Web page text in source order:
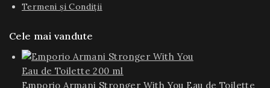
Termeni și Condiții
Cele mai vandute
Emporio Armani Stronger With You Eau de Toilette